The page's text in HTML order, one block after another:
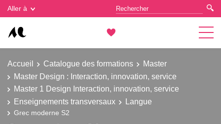
Aller à
Accueil Catalogue des formations
Master
Master Design : Interaction, innovation, service
Master 1 Design Interaction, innovation, service
Enseignements transversaux
Langue
Grec moderne S2
Gestion des cookies